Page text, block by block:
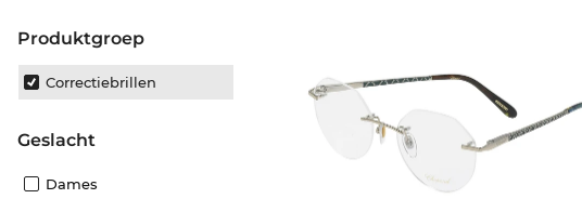
Produktgroep
Correctiebrillen
Geslacht
Dames